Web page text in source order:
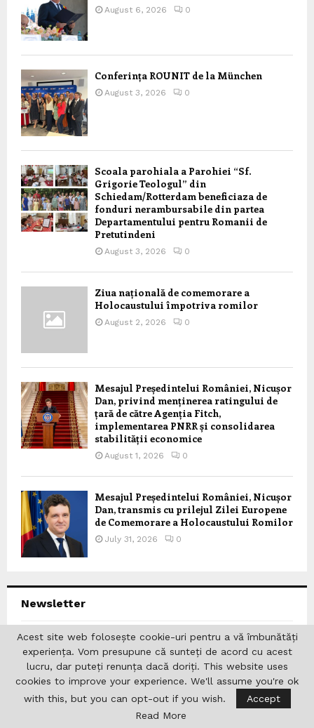
August 6, 2026 0
Conferința ROUNIT de la München
August 3, 2026 0
Scoala parohiala a Parohiei “Sf.
Grigorie Teologul” din
Schiedam/Rotterdam beneficiaza de
fonduri nerambursabile din partea
Departamentului pentru Romanii de
Pretutindeni
August 3, 2026 0
Ziua națională de comemorare a
Holocaustului împotriva romilor
August 2, 2026 0
Mesajul Președintelui României, Nicușor
Dan, privind menținerea ratingului de
țară de către Agenția Fitch,
implementarea PNRR și consolidarea
stabilității economice
August 1, 2026 0
Mesajul Președintelui României, Nicușor
Dan, transmis cu prilejul Zilei Europene
de Comemorare a Holocaustului Romilor
July 31, 2026 0
Newsletter
Abonați-vă la Newsletter pentru articole noi pe blog,
sfaturi și fotografii noi. Să rămânem la curent!
Acest site web folosește cookie-uri pentru a vă îmbunătăți
experiența. Vom presupune că sunteți de acord cu acest
lucru, dar puteți renunța dacă doriți. This website uses
cookies to improve your experience. We'll assume you're ok
with this, but you can opt-out if you wish.
Accept
Read More